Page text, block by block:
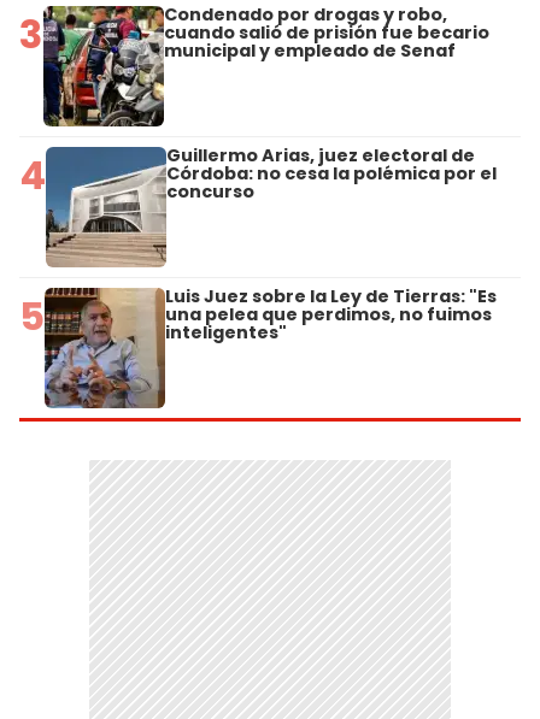
3 Condenado por drogas y robo,
cuando salió de prisión fue becario
municipal y empleado de Senaf
4 Guillermo Arias, juez electoral de
Córdoba: no cesa la polémica por el
concurso
5 Luis Juez sobre la Ley de Tierras: "Es
una pelea que perdimos, no fuimos
inteligentes"